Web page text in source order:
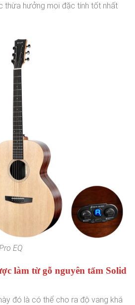
thừa hưởng mọi đặc tính tốt nhất
EQ
làm từ gỗ nguyên tấm Solid
đó là có thể cho ra độ vang khá